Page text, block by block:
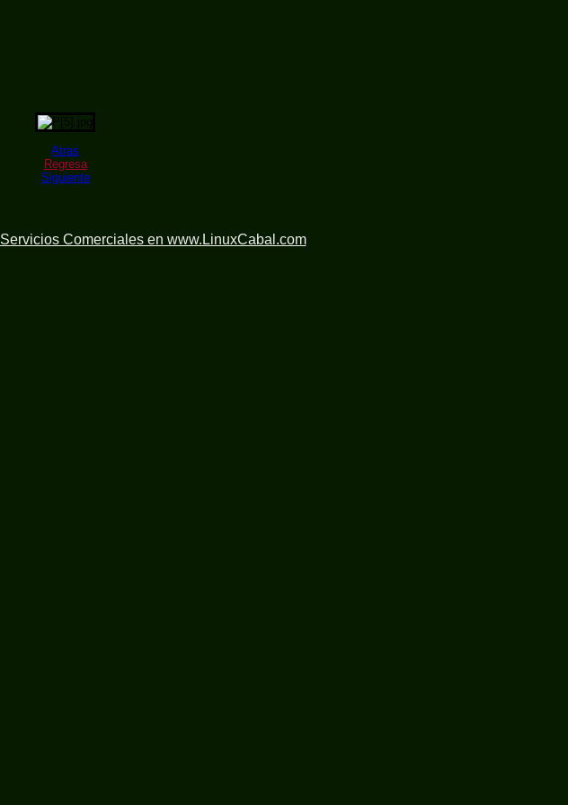
Atras
Regresa
Siguiente
Servicios Comerciales en www.LinuxCabal.com